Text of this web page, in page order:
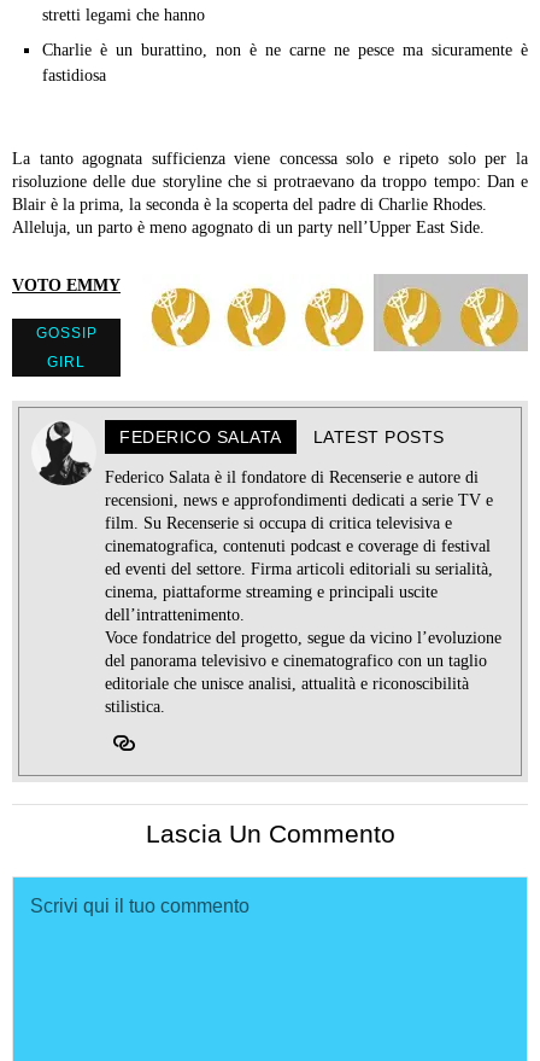
stretti legami che hanno
Charlie è un burattino, non è ne carne ne pesce ma sicuramente è
fastidiosa
La tanto agognata sufficienza viene concessa solo e ripeto solo per la
risoluzione delle due storyline che si protraevano da troppo tempo: Dan e
Blair è la prima, la seconda è la scoperta del padre di Charlie Rhodes.
Alleluja, un parto è meno agognato di un party nell’Upper East Side.
VOTO EMMY
GOSSIP
GIRL
FEDERICO SALATA LATEST POSTS
Federico Salata è il fondatore di Recenserie e autore di
recensioni, news e approfondimenti dedicati a serie TV e
film. Su Recenserie si occupa di critica televisiva e
cinematografica, contenuti podcast e coverage di festival
ed eventi del settore. Firma articoli editoriali su serialità,
cinema, piattaforme streaming e principali uscite
dell’intrattenimento.
Voce fondatrice del progetto, segue da vicino l’evoluzione
del panorama televisivo e cinematografico con un taglio
editoriale che unisce analisi, attualità e riconoscibilità
stilistica.
Lascia Un Commento